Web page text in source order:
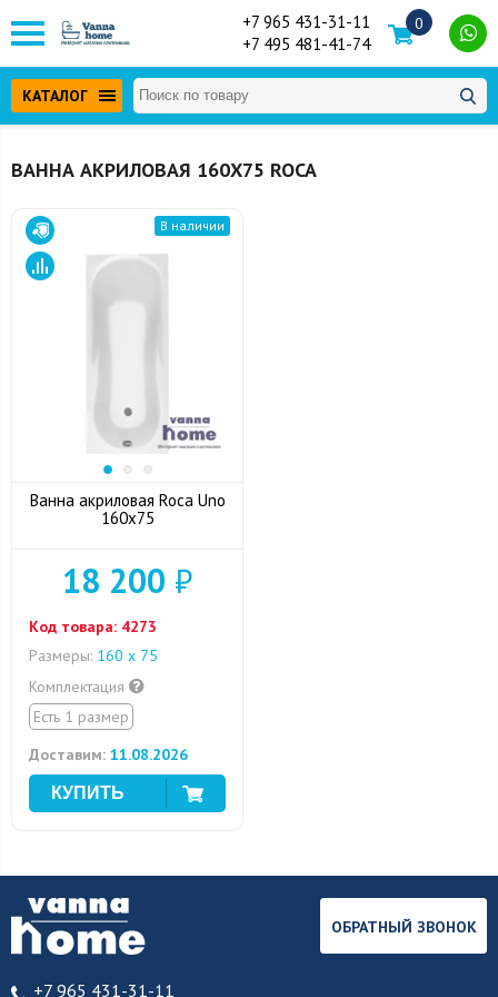
+7 965 431-31-11
+7 495 481-41-74
0
КАТАЛОГ
ВАННА АКРИЛОВАЯ 160Х75 ROCA
В наличии
Ванна акриловая Roca Uno
160x75
18 200 ₽
Код товара: 4273
Размеры: 160 х 75
Комплектация
Есть 1 размер
Доставим: 11.08.2026
+7 965 431-31-11
ОБРАТНЫЙ ЗВОНОК